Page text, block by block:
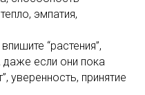
эмпатия,
“растения”,
если они пока
уверенность, принятие